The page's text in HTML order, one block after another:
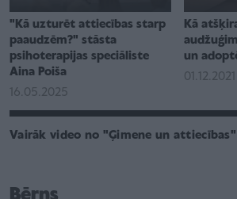
"Kā uzturēt attiecības starp
paaudzēm?" stāsta
psihoterapijas speciāliste
Aina Poiša
16.05.2025
Kā
un
01.12.2021
Vairāk video no "Ģimene un attiecības"